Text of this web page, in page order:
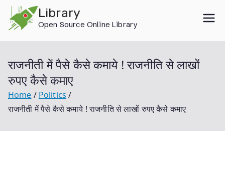
content
Library
Open Source Online Library
राजनीती में पैसे कैसे कमाये ! राजनीति से लाखों
रुपए कैसे कमाए
Home
Politics
राजनीती में पैसे कैसे कमाये ! राजनीति से लाखों रुपए कैसे कमाए